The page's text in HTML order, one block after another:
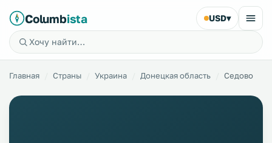
Columbista USD▾
Главная Страны Украина Донецкая область Седово